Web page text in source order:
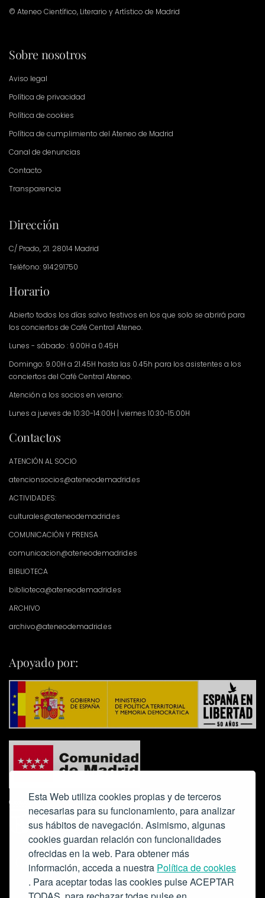
Esta Web utiliza cookies propias y de terceros
necesarias para su funcionamiento, para analizar
sus hábitos de navegación. Asimismo, algunas
cookies guardan relación con funcionalidades
ofrecidas en la web. Para obtener más
información, acceda a nuestra Política de cookies
. Para aceptar todas las cookies pulse ACEPTAR
© Ateneo Científico, Literario y Artístico de Madrid
Sobre nosotros
Aviso legal
Política de privacidad
Política de cookies
Política de cumplimiento del Ateneo de Madrid
Canal de denuncias
Contacto
Transparencia
Dirección
C/ Prado, 21. 28014 Madrid
Teléfono: 914291750
Horario
Abierto todos los días salvo festivos en los que solo se abrirá para
los conciertos de Café Central Ateneo.
Lunes - sábado : 9.00H a 0.45H
Domingo: 9.00H a 21.45H hasta las 0.45h para los asistentes a los
conciertos del Café Central Ateneo.
Atención a los socios en verano:
Lunes a jueves de 10:30-14:00H | viernes 10:30-15:00H
Contactos
ATENCIÓN AL SOCIO
atencionsocios@ateneodemadrid.es
ACTIVIDADES:
culturales@ateneodemadrid.es
COMUNICACIÓN Y PRENSA
comunicacion@ateneodemadrid.es
BIBLIOTECA
biblioteca@ateneodemadrid.es
ARCHIVO
archivo@ateneodemadrid.es
Apoyado por:
Colabora: